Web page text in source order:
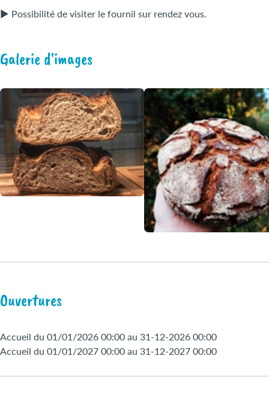
► Possibilité de visiter le fournil sur rendez vous.
Galerie d'images
Ouvertures
Accueil du 01/01/2026 00:00 au 31-12-2026 00:00
Accueil du 01/01/2027 00:00 au 31-12-2027 00:00